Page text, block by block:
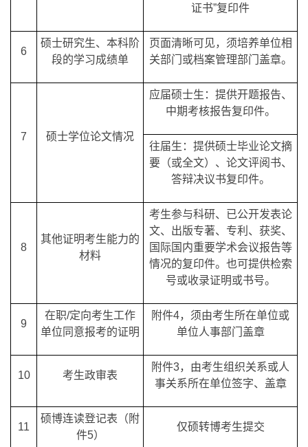
证书”复印件
6
硕士研究生、本科阶
段的学习成绩单
页面清晰可见，须培养单位相
关部门或档案管理部门盖章。
7 硕士学位论文情况
应届硕士生：提供开题报告、
中期考核报告复印件。
往届生：提供硕士毕业论文摘
要（或全文）、论文评阅书、
答辩决议书复印件。
8
其他证明考生能力的
材料
考生参与科研、已公开发表论
文、出版专著、专利、获奖、
国际国内重要学术会议报告等
情况的复印件。也可提供检索
号或收录证明或书号。
9
在职/定向考生工作
单位同意报考的证明
附件4，须由考生所在单位或
单位人事部门盖章
10 考生政审表
附件3，由考生组织关系或人
事关系所在单位签字、盖章
11
硕博连读登记表（附
件5）
仅硕转博考生提交